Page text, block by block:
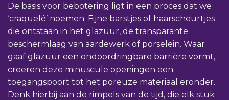
De basis voor bebotering ligt in een proces dat we
‘craquelé’ noemen. Fijne barstjes of haarscheurtjes
die ontstaan in het glazuur, de transparante
beschermlaag van aardewerk of porselein. Waar
gaaf glazuur een ondoordringbare barrière vormt,
creëren deze minuscule openingen een
toegangspoort tot het poreuze materiaal eronder.
Denk hierbij aan de rimpels van de tijd, die elk stuk